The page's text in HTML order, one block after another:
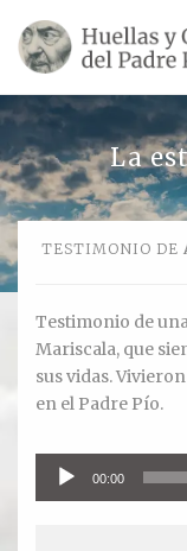
SU VIDA
TESTIMONIOS
Ver todos
Escultores
Contar mi
La
TESTIMONIO DE
Testimonio de
Mariscala, que
sus vidas.
en el Padre Pío.
Reproductor
00:00